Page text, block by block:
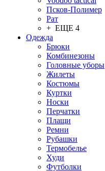
Псков-Полимер
Рат
+ ЕЩЕ 4
Одежда
Брюки
Комбинезоны
Головные уборы
Жилеты
Костюмы
Куртки
Носки
Перчатки
Плащи
Ремни
Рубашки
Термобелье
Худи
Футболки